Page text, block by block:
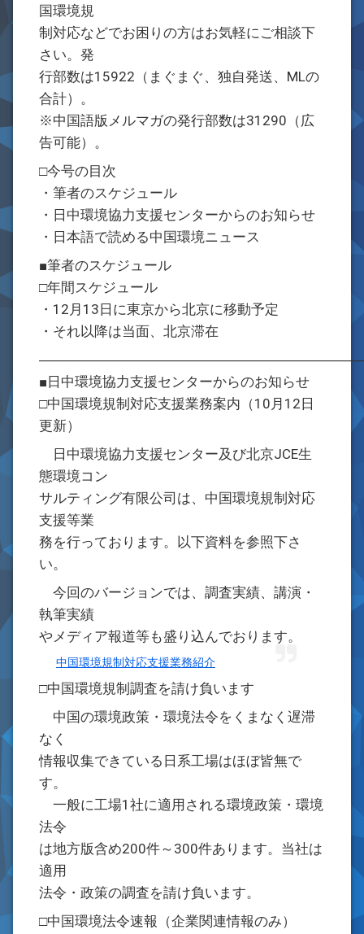
国環境規
制対応などでお困りの方はお気軽にご相談下
さい。発
行部数は15922（まぐまぐ、独自発送、MLの
合計）。
※中国語版メルマガの発行部数は31290（広
告可能）。
□今号の目次
・筆者のスケジュール
・日中環境協力支援センターからのお知らせ
・日本語で読める中国環境ニュース
■筆者のスケジュール
□年間スケジュール
・12月13日に東京から北京に移動予定
・それ以降は当面、北京滞在
■日中環境協力支援センターからのお知らせ
□中国環境規制対応支援業務案内（10月12日
更新）
日中環境協力支援センター及び北京JCE生
態環境コン
サルティング有限公司は、中国環境規制対応
支援等業
務を行っております。以下資料を参照下さ
い。
今回のバージョンでは、調査実績、講演・
執筆実績
やメディア報道等も盛り込んでおります。
中国環境規制対応支援業務紹介
□中国環境規制調査を請け負います
中国の環境政策・環境法令をくまなく遅滞
なく
情報収集できている日系工場はほぼ皆無で
す。
一般に工場1社に適用される環境政策・環境
法令
は地方版含め200件～300件あります。当社は
適用
法令・政策の調査を請け負います。
□中国環境法令速報（企業関連情報のみ）